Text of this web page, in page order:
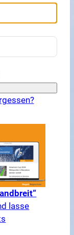
lasse